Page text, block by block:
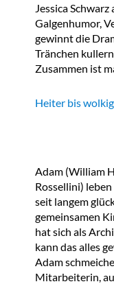
Jessica
Galgenhumor,
gewinnt die
Tränchen
Zusammen ist
Heiter bis wolkig
Adam (William
Rossellini)
seit langem
gemeinsamen
hat sich als
kann das alles
Adam
Mitarbeiterin,